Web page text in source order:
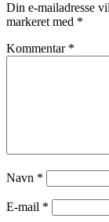
Din e-mailadresse
markeret med *
Kommentar *
Navn *
E-mail *